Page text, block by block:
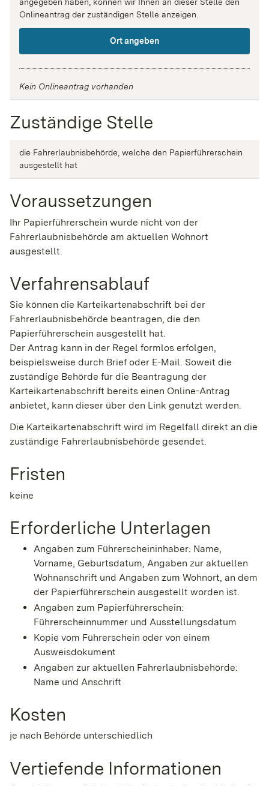
angegeben haben, können wir Ihnen an dieser Stelle den
Onlineantrag der zuständigen Stelle anzeigen.
Ort angeben
Kein Onlineantrag vorhanden
Zuständige Stelle
die Fahrerlaubnisbehörde, welche den Papierführerschein
ausgestellt hat
Voraussetzungen
Ihr Papierführerschein wurde nicht von der
Fahrerlaubnisbehörde am aktuellen Wohnort
ausgestellt.
Verfahrensablauf
Sie können die Karteikartenabschrift bei der
Fahrerlaubnisbehörde beantragen, die den
Papierführerschein ausgestellt hat.
Der Antrag kann in der Regel formlos erfolgen,
beispielsweise durch Brief oder E-Mail. Soweit die
zuständige Behörde für die Beantragung der
Karteikartenabschrift bereits einen Online-Antrag
anbietet, kann dieser über den Link genutzt werden.
Die Karteikartenabschrift wird im Regelfall direkt an die
zuständige Fahrerlaubnisbehörde gesendet.
Fristen
keine
Erforderliche Unterlagen
Angaben zum Führerscheininhaber: Name,
Vorname, Geburtsdatum, Angaben zur aktuellen
Wohnanschrift und Angaben zum Wohnort, an dem
der Papierführerschein ausgestellt worden ist.
Angaben zum Papierführerschein:
Führerscheinnummer und Ausstellungsdatum
Kopie vom Führerschein oder von einem
Ausweisdokument
Angaben zur aktuellen Fahrerlaubnisbehörde:
Name und Anschrift
Kosten
je nach Behörde unterschiedlich
Vertiefende Informationen